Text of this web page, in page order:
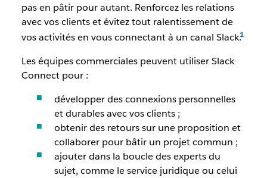
pas en pâtir pour autant. Renforcez les relations
avec vos clients et évitez tout ralentissement de
vos activités en vous connectant à un canal Slack.
Les équipes commerciales peuvent utiliser Slack
Connect pour :
développer des connexions personnelles
et durables avec vos clients ;
obtenir des retours sur une proposition et
collaborer pour bâtir un projet commun ;
ajouter dans la boucle des experts du
sujet, comme le service juridique ou celui